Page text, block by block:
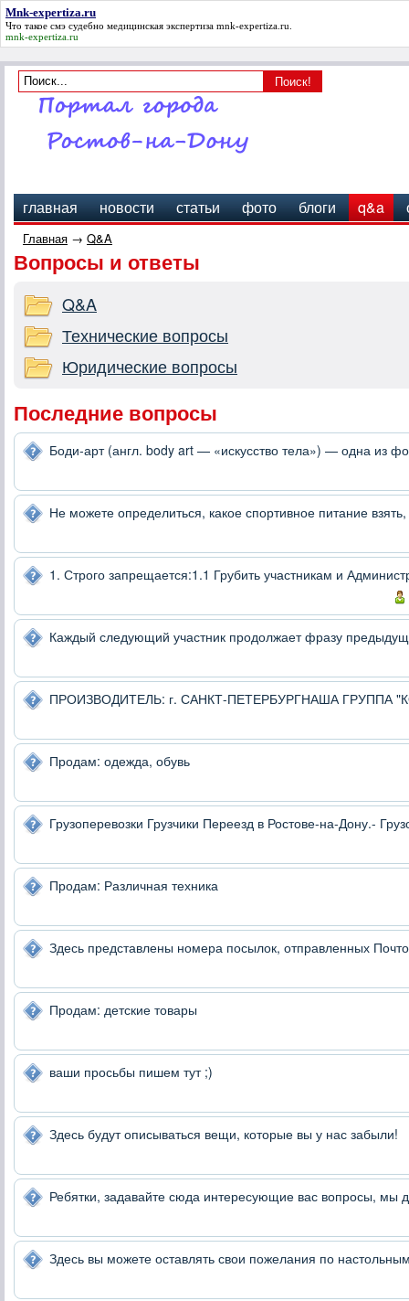
Mnk-expertiza.ru
Что такое смэ судебно медицинская экспертиза mnk-expertiza.ru
mnk-expertiza.ru
главная новости статьи фото блоги q&a
Главная → Q&A
Вопросы и ответы
Q&A
Технические вопросы
Юридические вопросы
Последние вопросы
Боди-арт (англ. body art — «искусство тела») — одна из
Не можете определиться, какое спортивное питание
1. Строго запрещается:1.1 Грубить участникам и
Каждый следующий участник продолжает фразу
ПРОИЗВОДИТЕЛЬ: г. САНКТ-ПЕТЕРБУРГНАША ГРУППА
Продам: одежда, обувь
Грузоперевозки Грузчики Переезд в Ростове-на-Дону.-
Продам: Различная техника
Здесь представлены номера посылок, отправленных
Продам: детские товары
ваши просьбы пишем тут ;)
Здесь будут описываться вещи, которые вы у нас забыли!
Ребятки, задавайте сюда интересующие вас вопросы, мы
Здесь вы можете оставлять свои пожелания по